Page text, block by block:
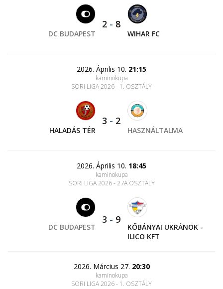
DC BUDAPEST
2 - 8
WIHAR FC
2026. Április 10. 21:15
kaminokupa
SORI LIGA 2026 - 1. OSZTÁLY
HALADÁS TÉR
3 - 2
HASZNÁLTALMA
2026. Április 10. 18:45
kaminokupa
SORI LIGA 2026 - 2./A OSZTÁLY
DC BUDAPEST
3 - 9
KŐBÁNYAI UKRÁNOK -
ILICO KFT
2026. Március 27. 20:30
kaminokupa
SORI LIGA 2026 - 1. OSZTÁLY